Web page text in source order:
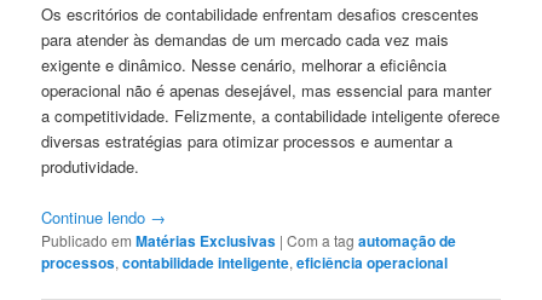
Os escritórios de contabilidade enfrentam desafios crescentes
para atender às demandas de um mercado cada vez mais
exigente e dinâmico. Nesse cenário, melhorar a eficiência
operacional não é apenas desejável, mas essencial para manter
a competitividade. Felizmente, a contabilidade inteligente oferece
diversas estratégias para otimizar processos e aumentar a
produtividade.
Continue lendo →
Publicado em Matérias Exclusivas |Com a tagautomação de
processos,contabilidade inteligente,eficiência operacional